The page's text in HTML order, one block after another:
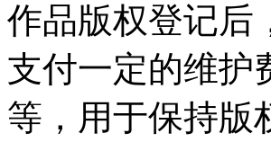
作品版权登记后
支付一定的维护
等，用于保持版